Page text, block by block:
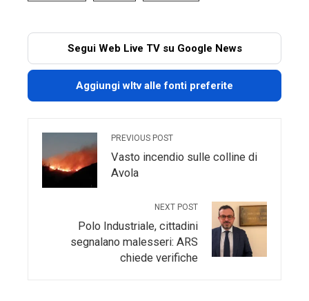
Segui Web Live TV su Google News
Aggiungi wltv alle fonti preferite
PREVIOUS POST
Vasto incendio sulle colline di
Avola
NEXT POST
Polo Industriale, cittadini
segnalano malesseri: ARS
chiede verifiche